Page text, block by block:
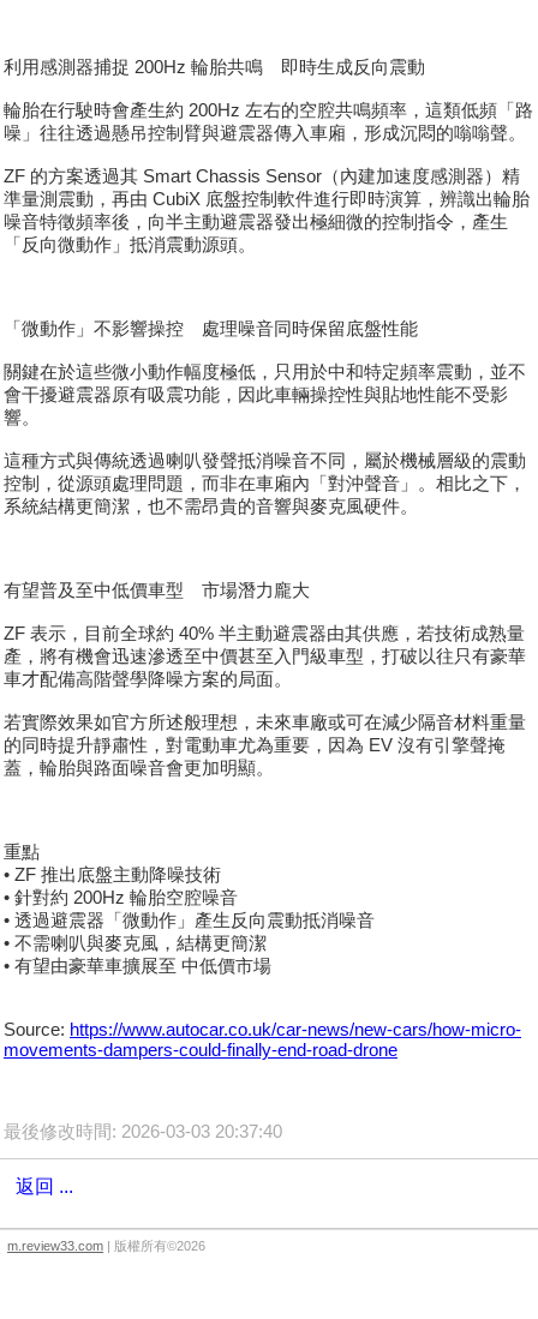
利用感測器捕捉 200Hz 輪胎共鳴 即時生成反向震動
輪胎在行駛時會產生約 200Hz 左右的空腔共鳴頻率，這類低頻「路
噪」往往透過懸吊控制臂與避震器傳入車廂，形成沉悶的嗡嗡聲。
ZF 的方案透過其 Smart Chassis Sensor（內建加速度感測器）精
準量測震動，再由 CubiX 底盤控制軟件進行即時演算，辨識出輪胎
噪音特徵頻率後，向半主動避震器發出極細微的控制指令，產生
「反向微動作」抵消震動源頭。
「微動作」不影響操控 處理噪音同時保留底盤性能
關鍵在於這些微小動作幅度極低，只用於中和特定頻率震動，並不
會干擾避震器原有吸震功能，因此車輛操控性與貼地性能不受影
響。
這種方式與傳統透過喇叭發聲抵消噪音不同，屬於機械層級的震動
控制，從源頭處理問題，而非在車廂內「對沖聲音」。相比之下，
系統結構更簡潔，也不需昂貴的音響與麥克風硬件。
有望普及至中低價車型 市場潛力龐大
ZF 表示，目前全球約 40% 半主動避震器由其供應，若技術成熟量
產，將有機會迅速滲透至中價甚至入門級車型，打破以往只有豪華
車才配備高階聲學降噪方案的局面。
若實際效果如官方所述般理想，未來車廠或可在減少隔音材料重量
的同時提升靜肅性，對電動車尤為重要，因為 EV 沒有引擎聲掩
蓋，輪胎與路面噪音會更加明顯。
重點
• ZF 推出底盤主動降噪技術
• 針對約 200Hz 輪胎空腔噪音
• 透過避震器「微動作」產生反向震動抵消噪音
• 不需喇叭與麥克風，結構更簡潔
• 有望由豪華車擴展至 中低價市場
Source: https://www.autocar.co.uk/car-news/new-cars/how-micro-
movements-dampers-could-finally-end-road-drone
最後修改時間: 2026-03-03 20:37:40
返回 ...
m.review33.com | 版權所有©2026